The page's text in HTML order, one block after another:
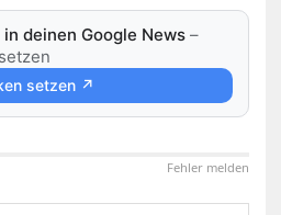
deinen Google News –
setzen ↗
Fehler melden